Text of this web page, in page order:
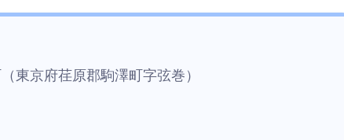
東京府荏原郡駒澤町字弦巻）